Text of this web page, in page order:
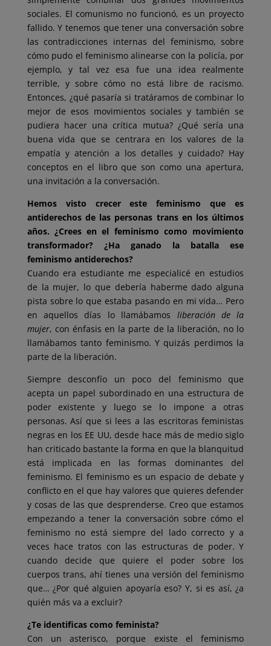
sociales. El comunismo no funcionó, es un proyecto
fallido. Y tenemos que tener una conversación sobre
las contradicciones internas del feminismo, sobre
cómo pudo el feminismo alinearse con la policía, por
ejemplo, y tal vez esa fue una idea realmente
terrible, y sobre cómo no está libre de racismo.
Entonces, ¿qué pasaría si tratáramos de combinar lo
mejor de esos movimientos sociales y también se
pudiera hacer una crítica mutua? ¿Qué sería una
buena vida que se centrara en los valores de la
empatía y atención a los detalles y cuidado? Hay
conceptos en el libro que son como una apertura,
una invitación a la conversación.
Hemos visto crecer este feminismo que es
antiderechos de las personas trans en los últimos
años. ¿Crees en el feminismo como movimiento
transformador? ¿Ha ganado la batalla ese
feminismo antiderechos?
Cuando era estudiante me especialicé en estudios
de la mujer, lo que debería haberme dado alguna
pista sobre lo que estaba pasando en mi vida… Pero
en aquellos días lo llamábamos liberación de la
mujer, con énfasis en la parte de la liberación, no lo
llamábamos tanto feminismo. Y quizás perdimos la
parte de la liberación.
Siempre desconfío un poco del feminismo que
acepta un papel subordinado en una estructura de
poder existente y luego se lo impone a otras
personas. Así que si lees a las escritoras feministas
negras en los EE UU, desde hace más de medio siglo
han criticado bastante la forma en que la blanquitud
está implicada en las formas dominantes del
feminismo. El feminismo es un espacio de debate y
conflicto en el que hay valores que quieres defender
y cosas de las que desprenderse. Creo que estamos
empezando a tener la conversación sobre cómo el
feminismo no está siempre del lado correcto y a
veces hace tratos con las estructuras de poder. Y
cuando decide que quiere el poder sobre los
cuerpos trans, ahí tienes una versión del feminismo
que… ¿Por qué alguien apoyaría eso? Y, si es así, ¿a
quién más va a excluir?
¿Te identificas como feminista?
Con un asterisco, porque existe el feminismo